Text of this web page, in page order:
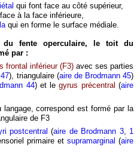
qui font face au côté supérieur,
à la face inférieure,
qui en forme le surface médiale.
fente operculaire, le toit du
par :
frontal inférieur (F3) avec ses parties
47), triangulaire (aire de Brodmann 45)
44) et legyrus précentral (aire
langage, correspond est formé par la
de F3
postcentral (aire de Brodmann 3, 1
primaire et supramarginal (aire